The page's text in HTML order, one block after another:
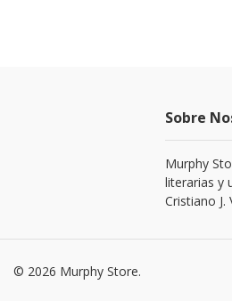
Sobre
Murphy
literarias y
Cristiano J.
© 2026 Murphy Store.